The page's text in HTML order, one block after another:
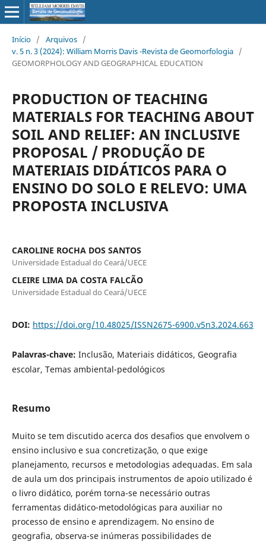
Início / Arquivos /
v. 5 n. 3 (2024): William Morris Davis -Revista de Geomorfologia /
GEOMORPHOLOGY AND GEOGRAPHICAL EDUCATION
PRODUCTION OF TEACHING
MATERIALS FOR TEACHING ABOUT
SOIL AND RELIEF: AN INCLUSIVE
PROPOSAL / PRODUÇÃO DE
MATERIAIS DIDÁTICOS PARA O
ENSINO DO SOLO E RELEVO: UMA
PROPOSTA INCLUSIVA
CAROLINE ROCHA DOS SANTOS
Universidade Estadual do Ceará/UECE
CLEIRE LIMA DA COSTA FALCÃO
Universidade Estadual do Ceará/UECE
DOI: https://doi.org/10.48025/ISSN2675-6900.v5n3.2024.663
Palavras-chave: Inclusão, Materiais didáticos, Geografia
escolar, Temas ambiental-pedológicos
Resumo
Muito se tem discutido acerca dos desafios que envolvem o
ensino inclusivo e sua concretização, o que exige
planejamento, recursos e metodologias adequadas. Em sala
de aula um dos principais instrumentos de apoio utilizado é
o livro didático, porém torna-se necessário outras
ferramentas didático-metodológicas para auxiliar no
processo de ensino e aprendizagem. No ensino de
geografia, observa-se inúmeras possibilidades de